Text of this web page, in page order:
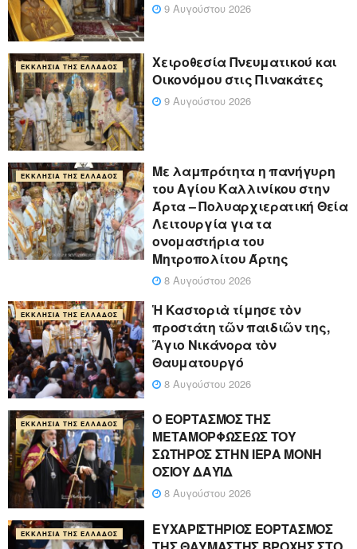
9 Αυγούστου 2026
ΕΚΚΛΗΣΊΑ ΤΗΣ ΕΛΛΆΔΟΣ
Χειροθεσία Πνευματικού και
Οικονόμου στις Πινακάτες
9 Αυγούστου 2026
ΕΚΚΛΗΣΊΑ ΤΗΣ ΕΛΛΆΔΟΣ
Με λαμπρότητα η πανήγυρη
του Αγίου Καλλινίκου στην
Άρτα – Πολυαρχιερατική Θεία
Λειτουργία για τα
ονομαστήρια του
Μητροπολίτου Άρτης
8 Αυγούστου 2026
ΕΚΚΛΗΣΊΑ ΤΗΣ ΕΛΛΆΔΟΣ
Ἡ Καστοριὰ τίμησε τὸν
προστάτη τῶν παιδιῶν της,
Ἅγιο Νικάνορα τὸν
Θαυματουργό
8 Αυγούστου 2026
ΕΚΚΛΗΣΊΑ ΤΗΣ ΕΛΛΆΔΟΣ
Ο ΕΟΡΤΑΣΜΟΣ ΤΗΣ
ΜΕΤΑΜΟΡΦΩΣΕΩΣ ΤΟΥ
ΣΩΤΗΡΟΣ ΣΤΗΝ ΙΕΡΑ ΜΟΝΗ
ΟΣΙΟΥ ΔΑΥΪΔ
8 Αυγούστου 2026
ΕΚΚΛΗΣΊΑ ΤΗΣ ΕΛΛΆΔΟΣ
ΕΥΧΑΡΙΣΤΗΡΙΟΣ ΕΟΡΤΑΣΜΟΣ